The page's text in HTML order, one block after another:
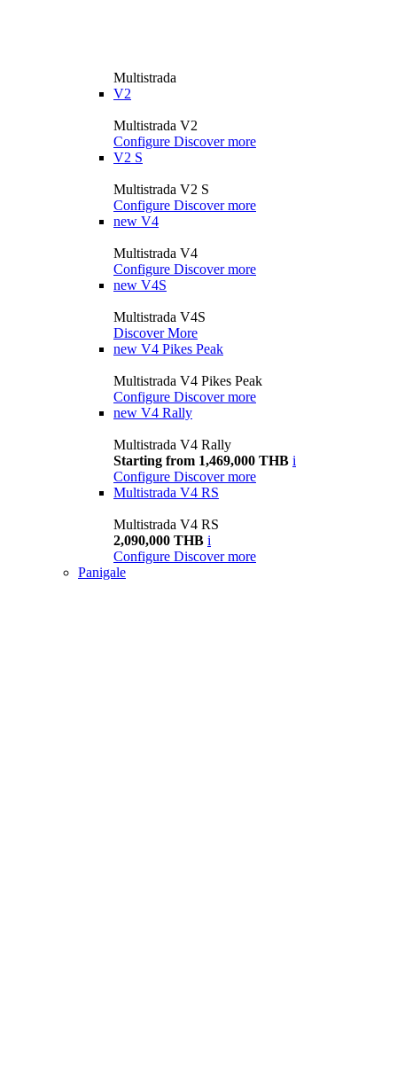
Multistrada
V2
Multistrada V2
Configure Discover more
V2 S
Multistrada V2 S
Configure Discover more
new V4
Multistrada V4
Configure Discover more
new V4S
Multistrada V4S
Discover More
new V4 Pikes Peak
Multistrada V4 Pikes Peak
Configure Discover more
new V4 Rally
Multistrada V4 Rally
Starting from 1,469,000 THB i
Configure Discover more
Multistrada V4 RS
Multistrada V4 RS
2,090,000 THB i
Configure Discover more
Panigale